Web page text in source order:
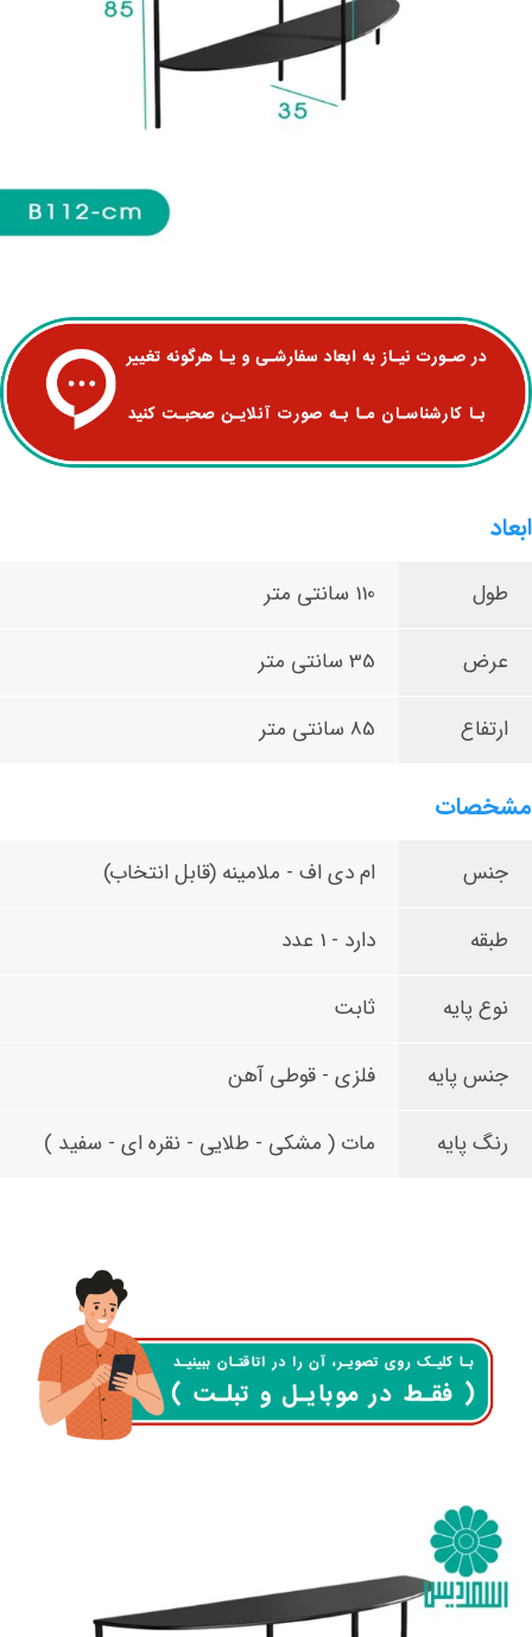
ابعاد
طول 110 سانتی متر
عرض 35 سانتی متر
ارتفاع 85 سانتی متر
مشخصات
جنس ام دی اف - ملامینه (قابل انتخاب)
طبقه دارد - 1 عدد
نوع پایه ثابت
جنس پایه فلزی - قوطی آهن
رنگ پایه مات ( مشکی - طلایی - نقره ای - سفید )